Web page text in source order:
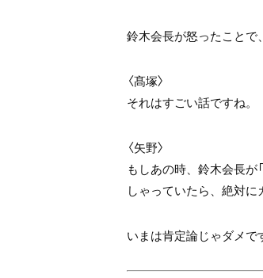
鈴木会長が怒ったことで
〈髙塚〉
それはすごい話ですね。
〈矢野〉
もしあの時、鈴木会長が
しゃっていたら、絶対に
いまは肯定論じゃダメで